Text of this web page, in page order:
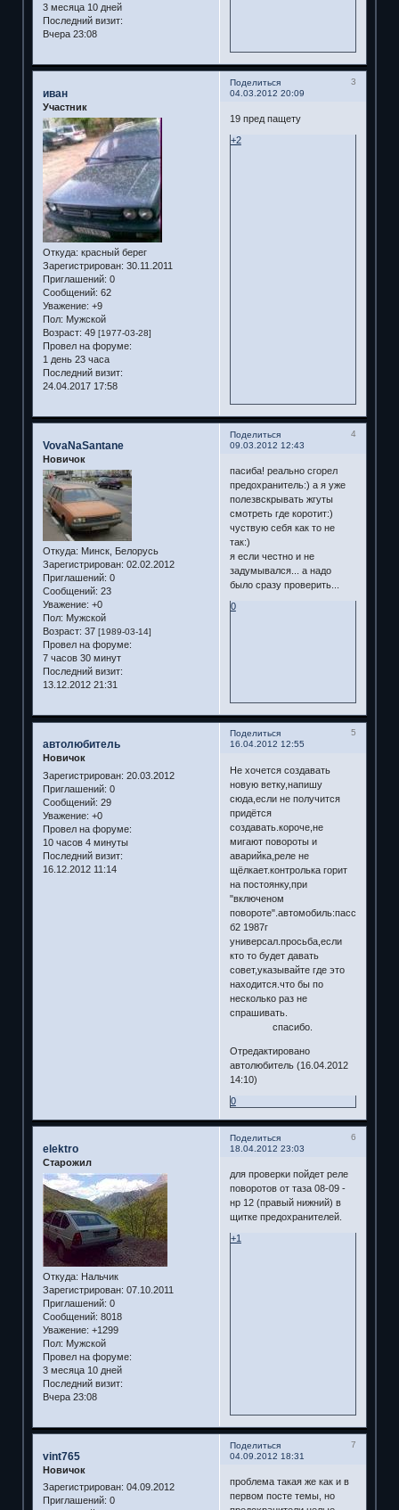
3 месяца 10 дней
Последний визит:
Вчера 23:08
Поделиться
3
04.03.2012 20:09
иван
Участник
Откуда: красный берег
Зарегистрирован: 30.11.2011
Приглашений: 0
Сообщений: 62
Уважение: +9
Пол: Мужской
Возраст: 49 [1977-03-28]
Провел на форуме:
1 день 23 часа
Последний визит:
24.04.2017 17:58
19 пред пащету
+2
Поделиться
4
09.03.2012 12:43
VovaNaSantane
Новичок
Откуда: Минск, Белорусь
Зарегистрирован: 02.02.2012
Приглашений: 0
Сообщений: 23
Уважение: +0
Пол: Мужской
Возраст: 37 [1989-03-14]
Провел на форуме:
7 часов 30 минут
Последний визит:
13.12.2012 21:31
пасиба! реально сгорел
предохранитель:) а я уже
полезвскрывать жгуты
смотреть где коротит:)
чуствую себя как то не
так:)
я если честно и не
задумывался... а надо
было сразу проверить...
0
Поделиться
5
16.04.2012 12:55
автолюбитель
Новичок
Зарегистрирован: 20.03.2012
Приглашений: 0
Сообщений: 29
Уважение: +0
Провел на форуме:
10 часов 4 минуты
Последний визит:
16.12.2012 11:14
Не хочется создавать
новую ветку,напишу
сюда,если не получится
придётся
создавать.короче,не
мигают повороты и
аварийка,реле не
щёлкает.контролька горит
на постоянку,при
"включеном
повороте".автомобиль:пассат
б2 1987г
универсал.просьба,если
кто то будет давать
совет,указывайте где это
находится.что бы по
несколько раз не
спрашивать.
спасибо.
Отредактировано
автолюбитель (16.04.2012
14:10)
0
Поделиться
6
18.04.2012 23:03
elektro
Старожил
Откуда: Нальчик
Зарегистрирован: 07.10.2011
Приглашений: 0
Сообщений: 8018
Уважение: +1299
Пол: Мужской
Провел на форуме:
3 месяца 10 дней
Последний визит:
Вчера 23:08
для проверки пойдет реле
поворотов от таза 08-09 -
нр 12 (правый нижний) в
щитке предохранителей.
+1
Поделиться
7
04.09.2012 18:31
vint765
Новичок
Зарегистрирован: 04.09.2012
Приглашений: 0
проблема такая же как и в
первом посте темы, но